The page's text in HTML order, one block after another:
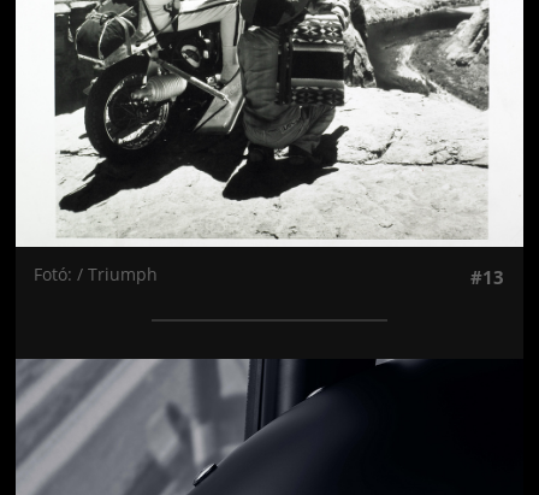
Fotó: / Triumph #13
Jön még kép!